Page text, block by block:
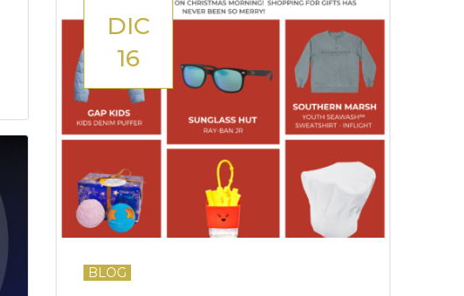
DIC
16
BLOG